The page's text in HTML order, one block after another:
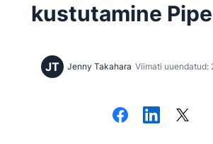
kustutamine
JT Jenny Takahara Viimati uuendatud: